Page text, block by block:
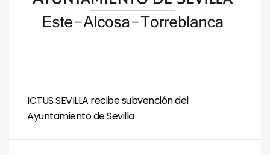
ICTUS SEVILLA recibe subvención del
Ayuntamiento de Sevilla